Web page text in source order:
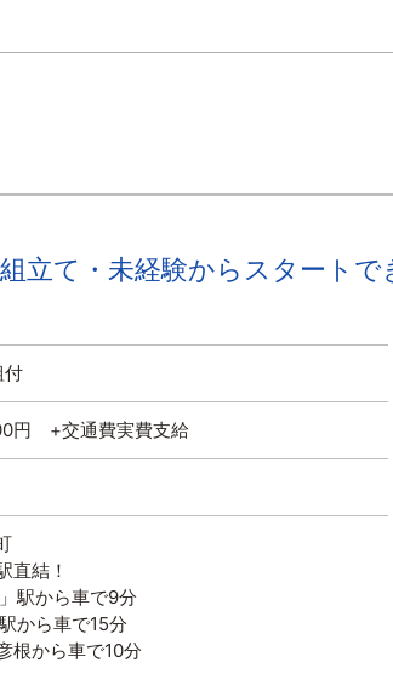
立て・未経験からスタート
付
円 +交通費実費支給
結！
から車で9分
ら車で15分
ら車で10分